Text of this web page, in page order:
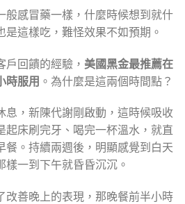
般感冒藥一樣，什麼時候想到就什
是這樣吃，難怪效果不如預期。
回饋的經驗， 美國黑金最推薦在
時服用 。為什麼是這兩個時間點？
息，新陳代謝剛啟動，這時候吸收
起床刷完牙、喝完一杯溫水，就直
餐。持續兩週後，明顯感覺到白天
一到下午就昏昏沉沉。
改善晚上的表現，那晚餐前半小時